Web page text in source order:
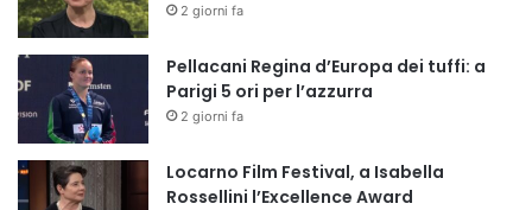
2 giorni fa
Pellacani Regina d’Europa dei tuffi: a
Parigi 5 ori per l’azzurra
2 giorni fa
Locarno Film Festival, a Isabella
Rossellini l’Excellence Award